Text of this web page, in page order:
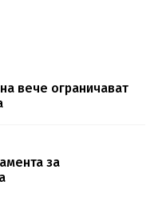
вече ограничават
за